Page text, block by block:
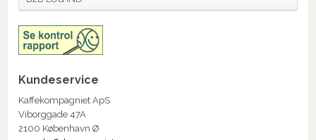
Kundeservice
Kaffekompagniet ApS
Viborggade 47A
2100 København Ø